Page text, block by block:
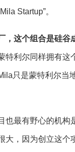
Startup”。
，这个组合是硅谷
特利尔同样拥有这
只是蒙特利尔当
也最有野心的机构
大，因为创立这个